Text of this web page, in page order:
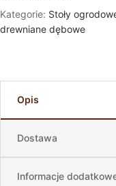
Kategorie: Stoły
drewniane dębowe
Opis
Dostawa
Informacje